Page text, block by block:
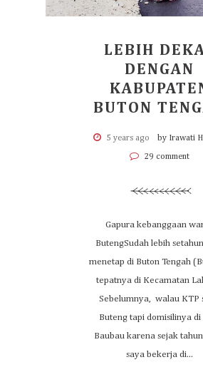
LEBIH
DENGAN
BUTON
5 years ago by Irawati
29 comment
Gapura kebanggaan
ButengSudah lebih
menetap di Buton Tengah
tepatnya di Kecamatan
Sebelumnya, walau KTP
Buteng tapi domisilinya di
Baubau karena sejak
saya bekerja di...